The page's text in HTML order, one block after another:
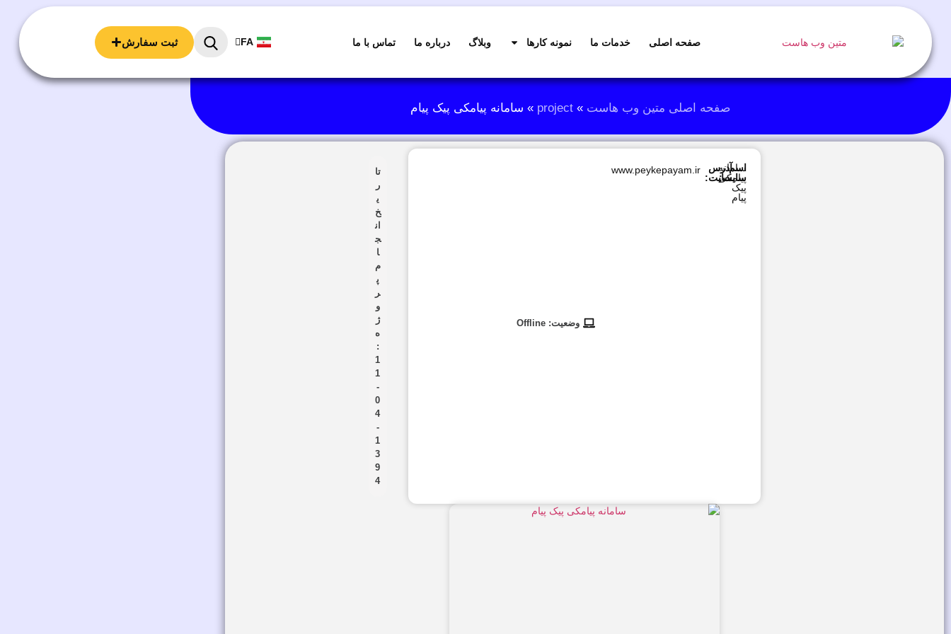
صفحه اصلی خدمات ما نمونه کارها وبلاگ درباره ما تماس با ما FA
AR ثبت سفارش
صفحه اصلی متین وب هاست »
project
» سامانه پیامکی پیک پیام
اسم
سایت:
سامانه
پیامکی
پیک
پیام
آدرس
سایت:
www.peykepayam.ir
وضعیت: Offline
تا
ر
ی
خ
ان
ج
ا
م
پ
ر
و
ژ
ه
:
1
1
-
0
4
-
1
3
9
4